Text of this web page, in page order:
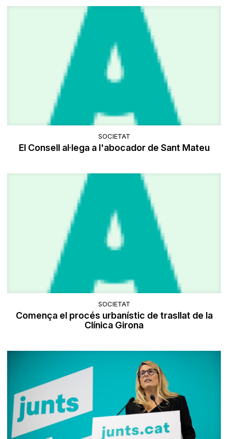
SOCIETAT
El Consell al·lega a l'abocador de Sant Mateu
SOCIETAT
Comença el procés urbanístic de trasllat de la
Clínica Girona